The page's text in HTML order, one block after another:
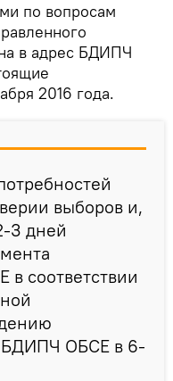
по вопросам
в адрес БДИПЧ
2016 года.
выборов и,
3 дней
соответствии
БДИПЧ ОБСЕ в 6-